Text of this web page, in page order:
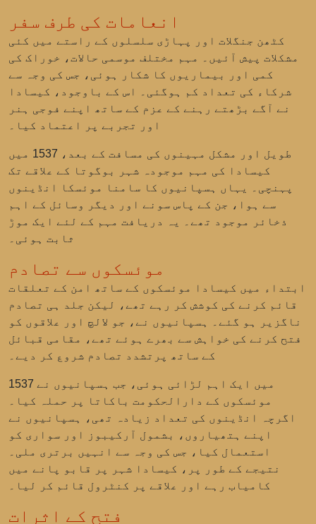
انعامات کی طرف سفر
کٹھن جنگلات اور پہاڑی سلسلوں کے راستے میں کئی
مشکلات پیش آئیں۔ مہم مختلف موسمی حالات، خوراک کی
کمی اور بیماریوں کا شکار ہوئی، جس کی وجہ سے
شرکاء کی تعداد کم ہوگئی۔ اس کے باوجود، کیسادا
نے آگے بڑھتے رہنے کے عزم کے ساتھ اپنے فوجی ہنر
اور تجربے پر اعتماد کیا۔
طویل اور مشکل مہینوں کی مسافت کے بعد، 1537 میں
کیسادا کی مہم موجودہ شہر
بوگوتا کے علاقے تک
پہنچی۔ یہاں ہسپانیوں کا سامنا موئسکا انڈینوں
سے ہوا، جن کے پاس سونے اور دیگر وسائل کے اہم
ذخائر موجود تھے۔ یہ دریافت مہم کے لئے ایک موڑ
ثابت ہوئی۔
موئسکوں سے تصادم
ابتداء میں کیسادا موئسکوں کے ساتھ امن کے تعلقات
قائم کرنے کی کوشش کر رہے تھے، لیکن جلد ہی تصادم
ناگزیر ہو گئے۔ ہسپانیوں نے، جو لالچ اور علاقوں کو
فتح کرنے کی خواہش سے بھرے ہوئے تھے، مقامی قبائل
کے ساتھ پرتشدد تصادم شروع کر دیے۔
1537 میں ایک اہم لڑائی ہوئی، جب ہسپانیوں نے
موئسکوں کے دارالحکومت باکاتا
پر حملہ کیا۔
اگرچہ انڈینوں کی تعداد زیادہ تھی، ہسپانیوں نے
اپنے ہتھیاروں، بشمول آرکیبوز اور سواری کو
استعمال کیا، جس کی وجہ سے انہیں برتری ملی۔
نتیجے کے طور پر، کیسادا شہر پر قابو پانے میں
کامیاب رہے اور علاقے پر کنٹرول قائم کر لیا۔
فتح کے اثرات